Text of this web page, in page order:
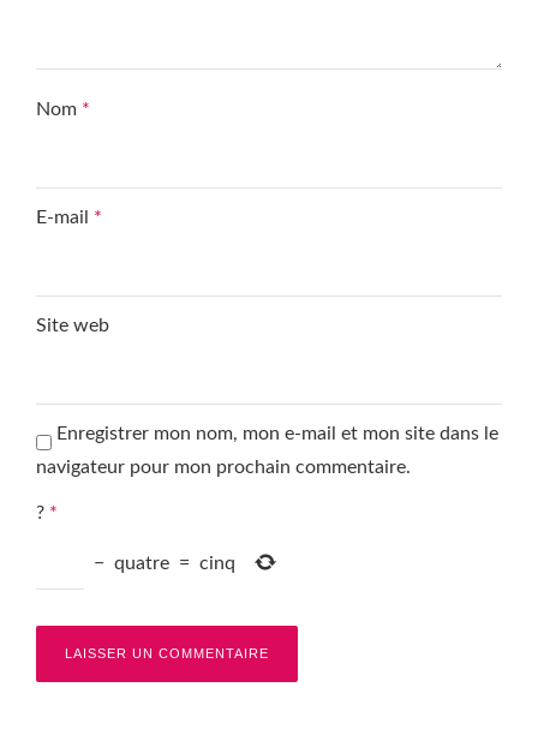
Nom *
E-mail *
Site web
Enregistrer mon nom, mon e-mail et mon site dans le
navigateur pour mon prochain commentaire.
? *
− quatre = cinq